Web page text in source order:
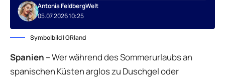
05.07.2026 10:25
Antonia FeldbergWelt
Symbolbild | GRland
Spanien – Wer während des Sommerurlaubs an
spanischen Küsten arglos zu Duschgel oder